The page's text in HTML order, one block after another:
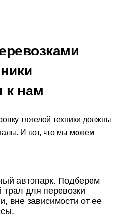
к нам
тяжелой техники должны
И вот, что мы можем
автопарк. Подберем
для перевозки
вне зависимости от ее